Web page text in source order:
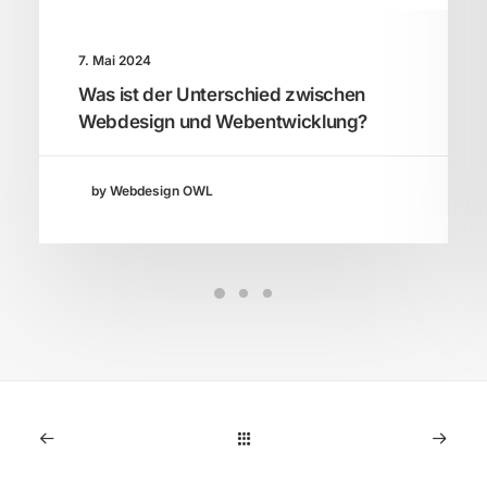
7. Mai 2024
Was ist der Unterschied zwischen
Webdesign und Webentwicklung?
by Webdesign OWL